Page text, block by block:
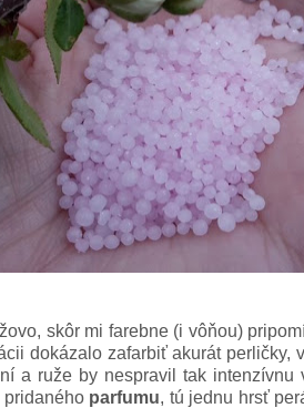
skôr mi farebne (i vôňou)
dokázalo zafarbiť akurát perličky,
a ruže by nespravil tak
parfumu, tú jednu hrsť